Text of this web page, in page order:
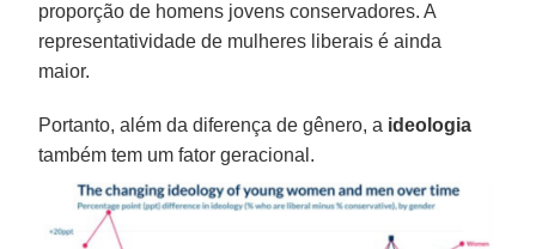
proporção de homens jovens conservadores. A
representatividade de mulheres liberais é ainda
maior.
Portanto, além da diferença de gênero, a ideologia
também tem um fator geracional.